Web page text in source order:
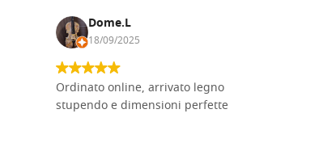
Dome.L
18/09/2025
Ordinato online, arrivato legno
stupendo e dimensioni perfette